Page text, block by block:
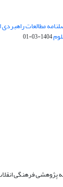
مطالعات راهبردی
1404-03-01
پژوهشی فرهنگی